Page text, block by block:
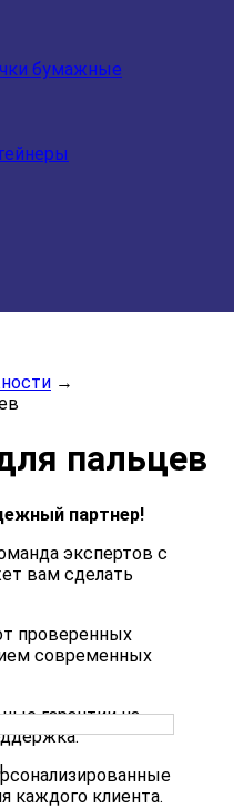
бумажные
→
пальцев
партнер!
экспертов с
вам сделать
проверенных
современных
гарантии на
каждого клиента.